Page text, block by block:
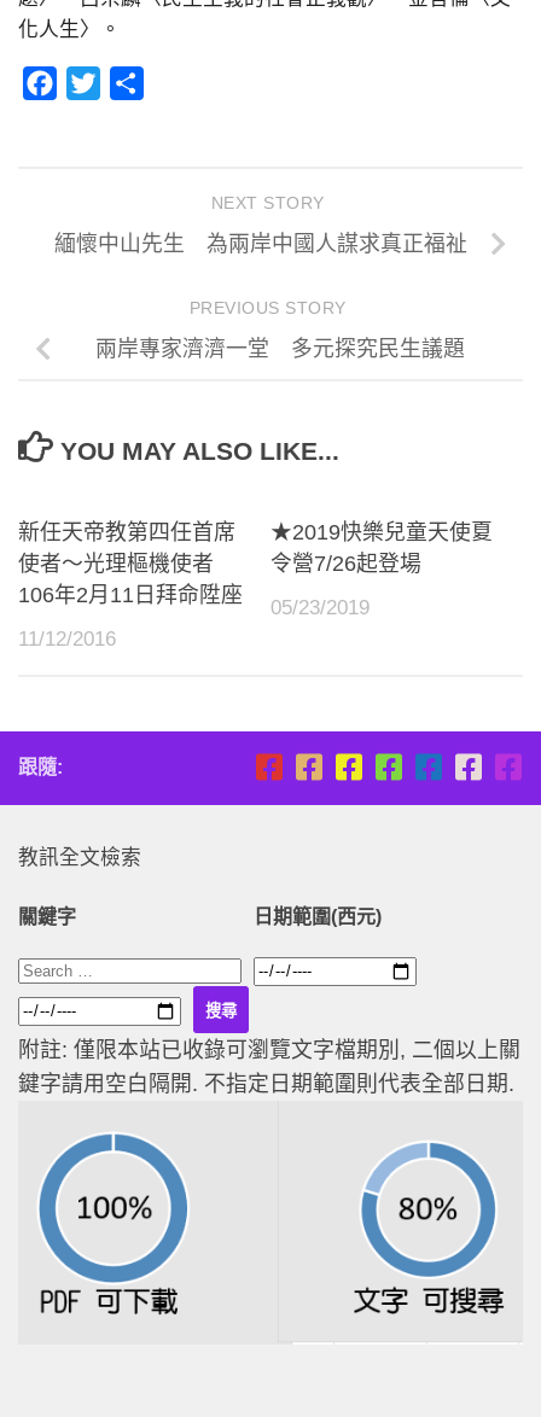
化人生〉。
Facebook
Twitter
NEXT STORY
緬懷中山先生 為兩岸中國人謀求真正福祉
PREVIOUS STORY
兩岸專家濟濟一堂 多元探究民生議題
YOU MAY ALSO LIKE...
新任天帝教第四任首席
使者～光理樞機使者
106年2月11日拜命陞座
11/12/2016
★2019快樂兒童天使夏
令營7/26起登場
05/23/2019
跟隨:
教訊全文檢索
關鍵字 日期範圍(西元)
附註: 僅限本站已收錄可瀏覽文字檔期別, 二個以上關
鍵字請用空白隔開. 不指定日期範圍則代表全部日期.